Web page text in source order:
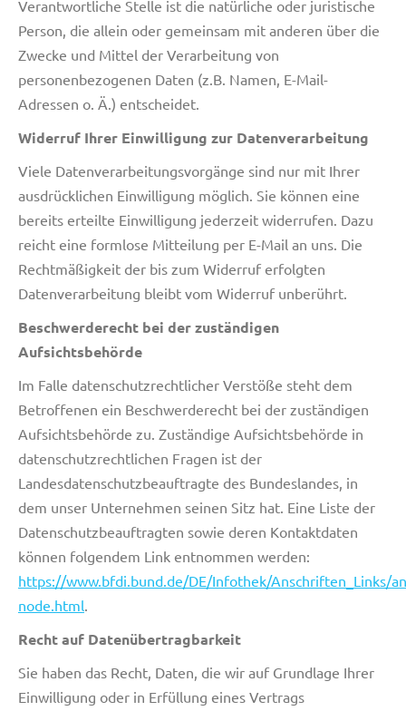
Verantwortliche Stelle ist die natürliche oder juristische
Person, die allein oder gemeinsam mit anderen über die
Zwecke und Mittel der Verarbeitung von
personenbezogenen Daten (z.B. Namen, E-Mail-
Adressen o. Ä.) entscheidet.
Widerruf Ihrer Einwilligung zur Datenverarbeitung
Viele Datenverarbeitungsvorgänge sind nur mit Ihrer
ausdrücklichen Einwilligung möglich. Sie können eine
bereits erteilte Einwilligung jederzeit widerrufen. Dazu
reicht eine formlose Mitteilung per E-Mail an uns. Die
Rechtmäßigkeit der bis zum Widerruf erfolgten
Datenverarbeitung bleibt vom Widerruf unberührt.
Beschwerderecht bei der zuständigen
Aufsichtsbehörde
Im Falle datenschutzrechtlicher Verstöße steht dem
Betroffenen ein Beschwerderecht bei der zuständigen
Aufsichtsbehörde zu. Zuständige Aufsichtsbehörde in
datenschutzrechtlichen Fragen ist der
Landesdatenschutzbeauftragte des Bundeslandes, in
dem unser Unternehmen seinen Sitz hat. Eine Liste der
Datenschutzbeauftragten sowie deren Kontaktdaten
können folgendem Link entnommen werden:
https://www.bfdi.bund.de/DE/Infothek/Anschriften_Links/
node.html.
Recht auf Datenübertragbarkeit
Sie haben das Recht, Daten, die wir auf Grundlage Ihrer
Einwilligung oder in Erfüllung eines Vertrags